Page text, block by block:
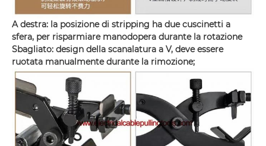
A destra: la posizione di stripping ha due cuscinetti a
sfera, per risparmiare manodopera durante la rotazione
Sbagliato: design della scanalatura a V, deve essere
ruotata manualmente durante la rimozione;